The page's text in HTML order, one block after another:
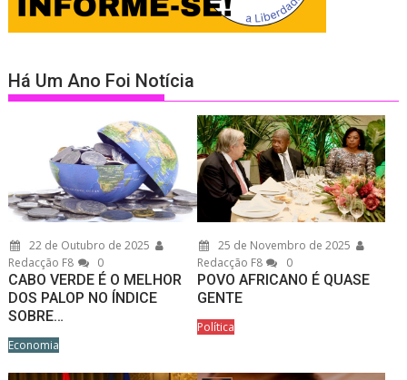
Há Um Ano Foi Notícia
22 de Outubro de 2025
Redacção F8
0
CABO VERDE É O MELHOR
DOS PALOP NO ÍNDICE
SOBRE…
Economia
25 de Novembro de 2025
Redacção F8
0
POVO AFRICANO É QUASE
GENTE
Política